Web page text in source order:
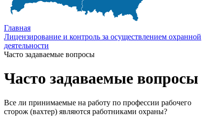
Главная
Лицензирование и контроль за осуществлением охранной
деятельности
Часто задаваемые вопросы
Часто задаваемые вопросы
Все ли принимаемые на работу по профессии рабочего
сторож (вахтер) являются работниками охраны?